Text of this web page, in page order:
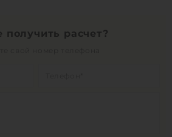
получить расчет?